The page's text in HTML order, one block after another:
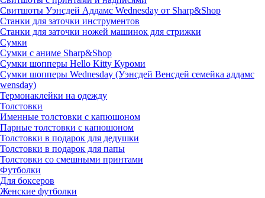
Свитшоты Уэнсдей Аддамс Wednesday от Sharp&Shop
Станки для заточки инструментов
Станки для заточки ножей машинок для стрижки
Сумки
Сумки с аниме Sharp&Shop
Сумки шопперы Hello Kitty Куроми
Сумки шопперы Wednesday (Уэнсдей Венсдей семейка аддамс
wensday)
Термонаклейки на одежду
Толстовки
Именные толстовки с капюшоном
Парные толстовки с капюшоном
Толстовки в подарок для дедушки
Толстовки в подарок для папы
Толстовки со смешными принтами
Футболки
Для боксеров
Женские футболки